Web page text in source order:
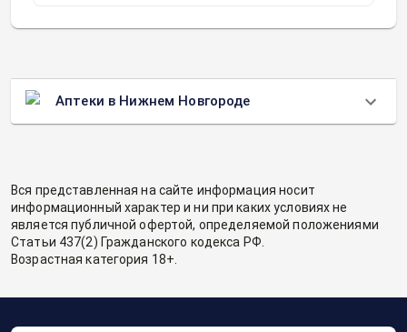
Аптеки в Нижнем Новгороде
Вся представленная на сайте информация носит
информационный характер и ни при каких условиях не
является публичной офертой, определяемой положениями
Статьи 437(2) Гражданского кодекса РФ.
Возрастная категория 18+.